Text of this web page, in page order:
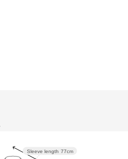
Sleeve length 77cm